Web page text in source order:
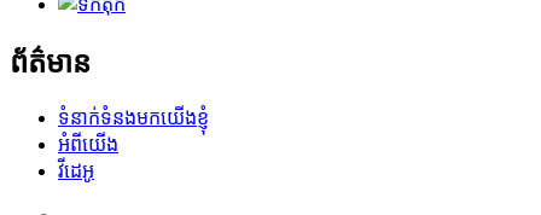
ព័ត៌មាន
ទំនាក់ទំនងមកយើងខ្ញុំ
អំពីយើង
វីដេអូ